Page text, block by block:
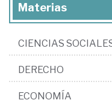
Materias
CIENCIAS
DERECHO
ECONOMÍA